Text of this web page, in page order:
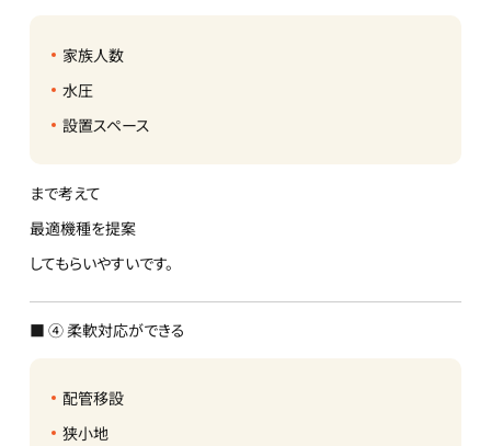
家族人数
水圧
設置スペース
まで考えて
最適機種を提案
してもらいやすいです。
■ ④ 柔軟対応ができる
配管移設
狭小地